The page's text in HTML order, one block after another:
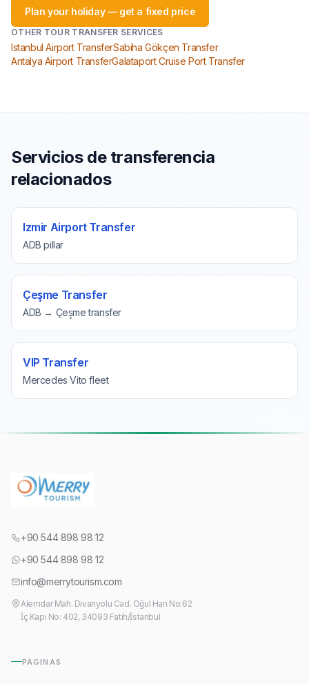
Plan your holiday — get a fixed price
OTHER TOUR TRANSFER SERVICES
Istanbul Airport TransferSabiha Gökçen Transfer
Antalya Airport TransferGalataport Cruise Port Transfer
Servicios de transferencia
relacionados
Izmir Airport Transfer
ADB pillar
Çeşme Transfer
ADB → Çeşme transfer
VIP Transfer
Mercedes Vito fleet
+90 544 898 98 12
+90 544 898 98 12
info@merrytourism.com
Alemdar Mah. Divanyolu Cad. Oğul Han No:62
İç Kapı No: 402, 34093 Fatih/İstanbul
PÁGINAS